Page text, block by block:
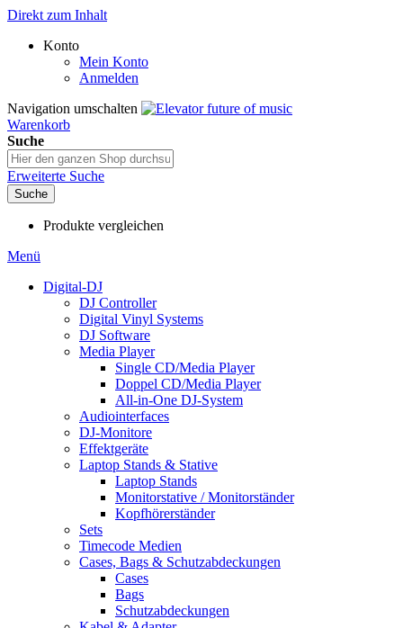
Direkt zum Inhalt
Konto
Mein Konto
Anmelden
Navigation umschalten
Warenkorb
Suche
Erweiterte Suche
Suche
Produkte vergleichen
Menü
Digital-DJ
DJ Controller
Digital Vinyl Systems
DJ Software
Media Player
Single CD/Media Player
Doppel CD/Media Player
All-in-One DJ-System
Audiointerfaces
DJ-Monitore
Effektgeräte
Laptop Stands & Stative
Laptop Stands
Monitorstative / Monitorständer
Kopfhörerständer
Sets
Timecode Medien
Cases, Bags & Schutzabdeckungen
Cases
Bags
Schutzabdeckungen